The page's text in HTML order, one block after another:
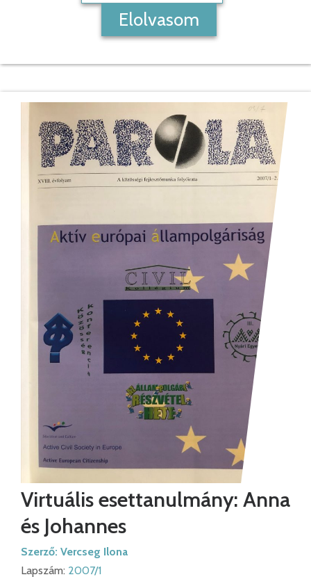
Elolvasom
Virtuális esettanulmány: Anna
és Johannes
Szerző: Vercseg Ilona
Lapszám: 2007/1